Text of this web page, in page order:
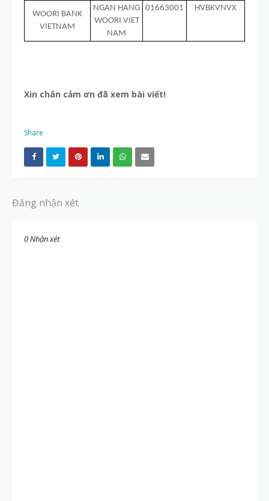
WOORI BANK
VIETNAM
NGAN HANG
WOORI VIET
NAM
01663001 HVBKVNVX
Xin chân cảm ơn đã xem bài viết!
Share
Đăng nhận xét
0 Nhận xét